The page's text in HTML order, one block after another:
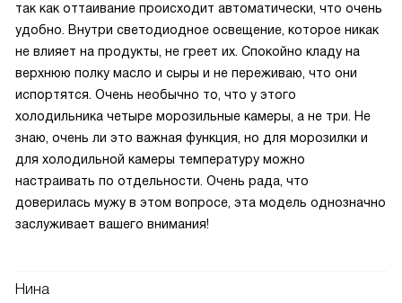
так как оттаивание происходит автоматически, что очень
удобно. Внутри светодиодное освещение, которое никак
не влияет на продукты, не греет их. Спокойно кладу на
верхнюю полку масло и сыры и не переживаю, что они
испортятся. Очень необычно то, что у этого
холодильника четыре морозильные камеры, а не три. Не
знаю, очень ли это важная функция, но для морозилки и
для холодильной камеры температуру можно
настраивать по отдельности. Очень рада, что
доверилась мужу в этом вопросе, эта модель однозначно
заслуживает вашего внимания!
Нина